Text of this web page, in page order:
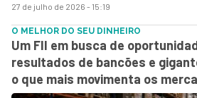
27 de julho de 2026 - 15:19
O MELHOR DO SEU DINHEIRO
Um FII em busca de
resultados de bancões e
o que mais movimenta os